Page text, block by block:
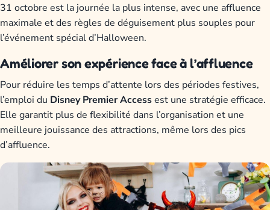
31 octobre est la journée la plus intense, avec une affluence
maximale et des règles de déguisement plus souples pour
l’événement spécial d’Halloween.
Améliorer son expérience face à l’affluence
Pour réduire les temps d’attente lors des périodes festives,
l’emploi du Disney Premier Accessest une stratégie efficace.
Elle garantit plus de flexibilité dans l’organisation et une
meilleure jouissance des attractions, même lors des pics
d’affluence.